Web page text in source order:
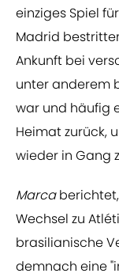
einziges Spiel
Madrid
Ankunft bei
unter anderem
war und häufig
Heimat zurück,
wieder in Gang
Marcaberichtet,
Wechsel zu
brasilianische
demnach eine